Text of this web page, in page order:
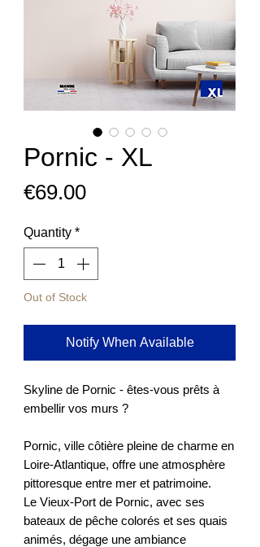
Pornic - XL
€69.00Price
Quantity *
Out of Stock
Notify When Available
Skyline de Pornic - êtes-vous prêts à
embellir vos murs ?
Pornic, ville côtière pleine de charme en
Loire-Atlantique, offre une atmosphère
pittoresque entre mer et patrimoine.
Le Vieux-Port de Pornic, avec ses
bateaux de pêche colorés et ses quais
animés, dégage une ambiance